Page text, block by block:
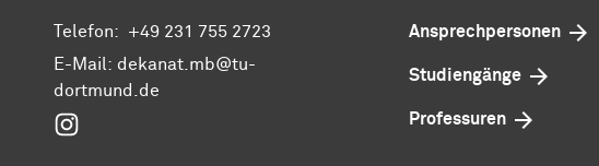
Telefon: +49 231 755 2723
E-Mail: dekanat.mb@tu-
dortmund.de
Ansprechpersonen
Studiengänge
Professuren